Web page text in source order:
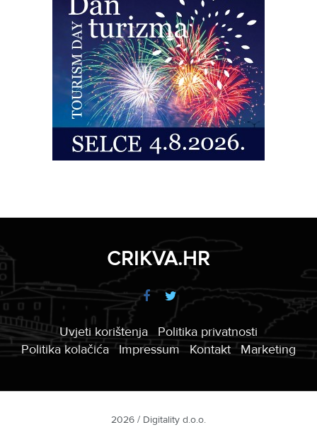
CRIKVA.HR
Uvjeti korištenja
Politika privatnosti
Politika kolačića
Impressum Kontakt Marketing
2026 / Digitality d.o.o.